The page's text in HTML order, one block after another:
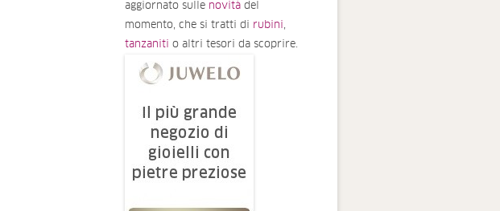
aggiornato sulle novità del
momento, che si tratti di rubini,
tanzaniti o altri tesori da scoprire.